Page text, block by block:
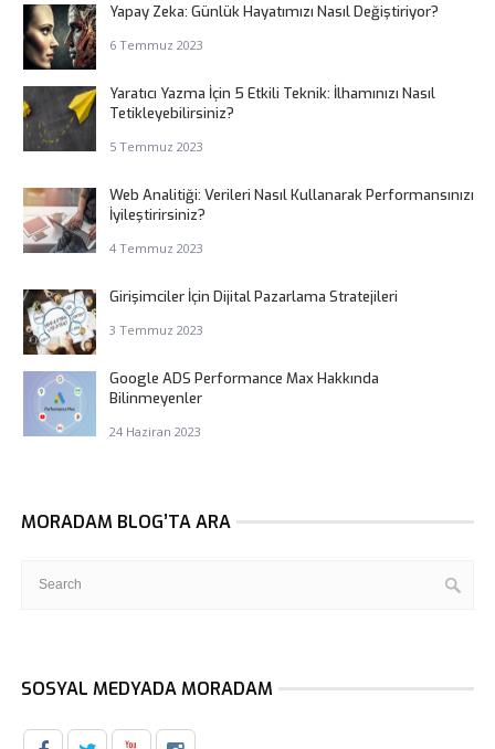
Yapay Zeka: Günlük Hayatımızı Nasıl Değiştiriyor?
6 Temmuz 2023
Yaratıcı Yazma İçin 5 Etkili Teknik: İlhamınızı Nasıl
Tetikleyebilirsiniz?
5 Temmuz 2023
Web Analitiği: Verileri Nasıl Kullanarak Performansınızı
İyileştirirsiniz?
4 Temmuz 2023
Girişimciler İçin Dijital Pazarlama Stratejileri
3 Temmuz 2023
Google ADS Performance Max Hakkında
Bilinmeyenler
24 Haziran 2023
MORADAM BLOG’TA ARA
SOSYAL MEDYADA MORADAM